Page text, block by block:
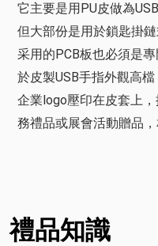
它主要是用PU皮做為
但大部份是用於鎖匙掛
采用的PCB板也必須是
於皮製USB手指外觀高
企業logo壓印在皮套上
務禮品或展會活動贈品，
禮品知識